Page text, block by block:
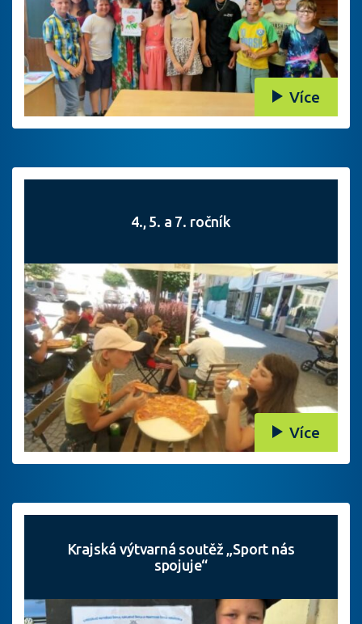
Více
4., 5. a 7. ročník
Více
Krajská výtvarná soutěž „Sport nás
spojuje“